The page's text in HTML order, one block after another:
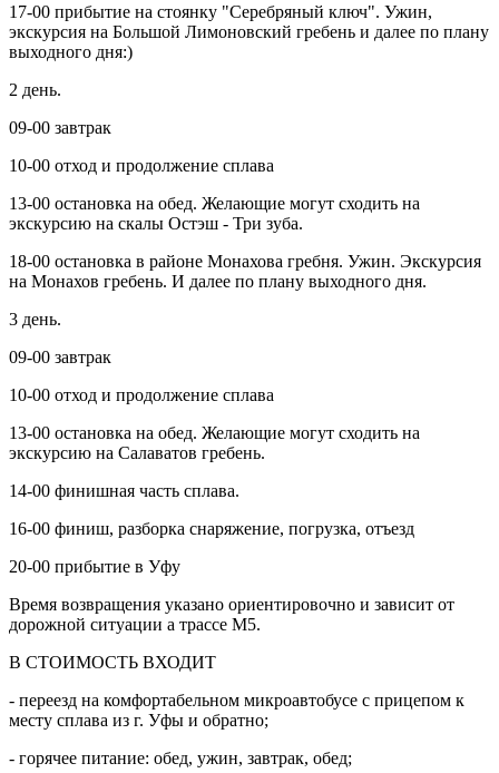
17-00 прибытие на стоянку "Серебряный ключ". Ужин,
экскурсия на Большой Лимоновский гребень и далее по плану
выходного дня:)
2 день.
09-00 завтрак
10-00 отход и продолжение сплава
13-00 остановка на обед. Желающие могут сходить на
экскурсию на скалы Остэш - Три зуба.
18-00 остановка в районе Монахова гребня. Ужин. Экскурсия
на Монахов гребень. И далее по плану выходного дня.
3 день.
09-00 завтрак
10-00 отход и продолжение сплава
13-00 остановка на обед. Желающие могут сходить на
экскурсию на Салаватов гребень.
14-00 финишная часть сплава.
16-00 финиш, разборка снаряжение, погрузка, отъезд
20-00 прибытие в Уфу
Время возвращения указано ориентировочно и зависит от
дорожной ситуации а трассе М5.
В СТОИМОСТЬ ВХОДИТ
- переезд на комфортабельном микроавтобусе с прицепом к
месту сплава из г. Уфы и обратно;
- горячее питание: обед, ужин, завтрак, обед;